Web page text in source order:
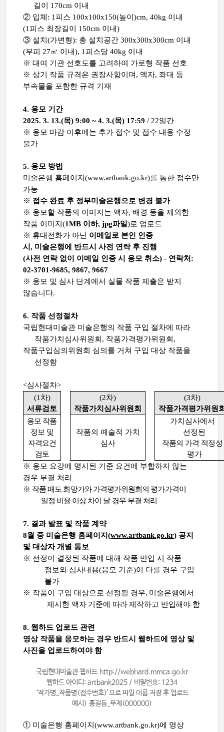
길이 170cm 이내
② 입체 : 1 피스 100x100x150(높이 )cm, 40kg 이내
(1 피스 최장길이 150cm 이내)
③ 설치 (가변형): 총 설치공간 300x300x300cm 이내
(부피 27㎥ 이내), 1 피스당 40kg 이내
※ 대여 기관 선호도를 고려하여 가로형 작품 선호
※ 상기 작품 규격은 권장사항이며, 액자, 좌대 등
부속물을 포함한 규격 기재
4. 응모 기간
2025. 3. 13.(목) 9:00 ~ 4. 3.(목) 17:59 / 22일간
※ 응모 마감 이후에는 추가 접수 및 접수 내용 수정
불가
5. 응모 방법
미술은행 홈페이지 (www.artbank.go.kr)를 통한 접수만
가능
※ 접수 완료 후 정부미술은행으로 변경 불가
※ 응모할 작품의 이미지는 액자, 배경 등을 제외한
작품 이미지 (1MB 이하, jpg파일)로 업로드
※ 휴대전화가 아닌 이메일로 본인 인증
시 , 미술은행에 반드시 사전 연락 후 진행
(사전 연락 없이 이메일 인증 시 응모 취소) - 연락처 :
02-3701-9685, 9867, 9667
※ 응모 및 심사 단계에서 실물 작품 제출은 받지
않습니다.
6. 작품 선정절차
국립현대미술관 미술은행의 작품 구입 절차에 따라
작품가치심사위원회 , 작품가격평가위원회,
작품구입심의위원회 심의를 거쳐 구입 대상 작품을
선정함
<심사절차>
(1 차)
서류검토
(2차)
작품가치심사위원회
(3차)
작품가격평가위원
응모 작품
정보 및
자격요건
검토
작품의 예술적 가치
심사
가치심사에서
선정된
작품의 가격 적정성
평가
※ 응모 요강에 명시된 기준 요건에 부합하지 않는
경우 부결 처리
※ 작품 매도 희망가와 가격평가위원회의 평가가격이
일정 비율 이상 차이 날 경우 부결 처리
7. 결과 발표 및 작품 계약
8월 중 미술은행 홈페이지 (www.artbank.go.kr) 공지
및 대상자 개별 통보
※ 선정이 결정된 작품에 대해 작품 반입 시 작품
정보와 심사내용(응모 기준)이 다를 경우 구입
불가
※ 작품이 구입 대상으로 선정될 경우, 미술은행에서
제시한 액자 기준에 따라 제작하고 반입해야 함
8. 웹하드 업로드 관련
영상 작품을 응모하는 경우 반드시 웹하드에 영상 및
사진을 업로드하여야 함
국립현대미술관 웹하드 http://webhard.mmca.go.kr
웹하드 아이디 : artbank2025 / 비밀번호: 1234
‘작가명 작품명(접수번호)’으로 파일 이름 저장 후 업로드
예시 ) 홍길동_ 무제 (000000)
① 미술은행 홈페이지 (www.artbank.go.kr)에 영상